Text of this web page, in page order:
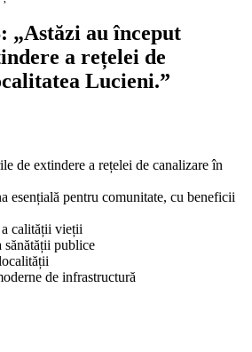
„Astăzi au început
a rețelei de
Lucieni.”
de extindere a rețelei de canalizare în
esențială pentru comunitate, cu beneficii
calității vieții
sănătății publice
de infrastructură